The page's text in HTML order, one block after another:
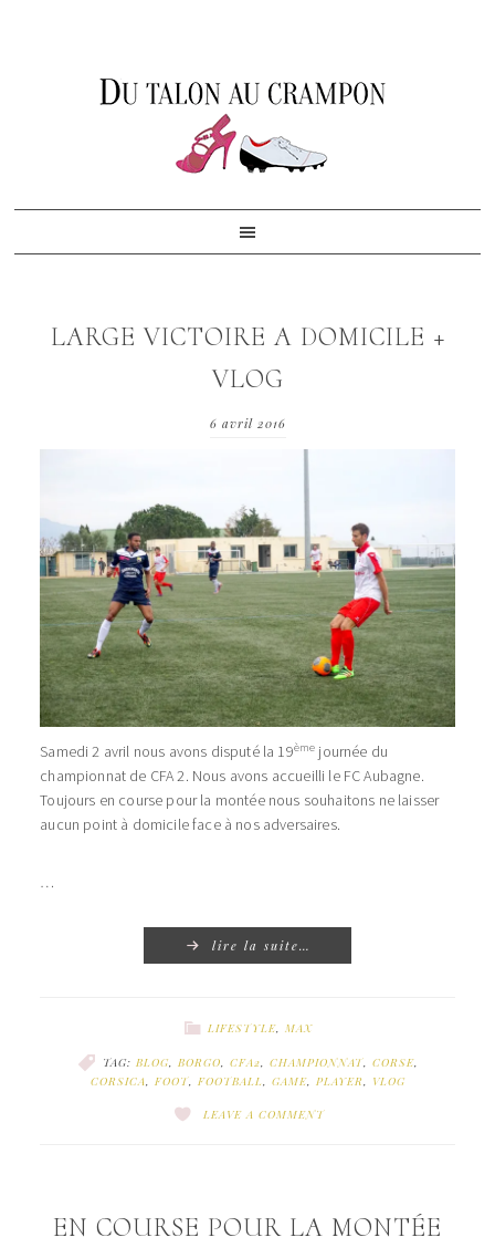
LARGE VICTOIRE A DOMICILE +
VLOG
6 avril 2016
Samedi 2 avril nous avons disputé la 19ème journée du
championnat de CFA 2. Nous avons accueilli le FC Aubagne.
Toujours en course pour la montée nous souhaitons ne laisser
aucun point à domicile face à nos adversaires.
…
lire la suite…
LIFESTYLE MAX
TAG: BLOG, BORGO CFA2 CHAMPIONNAT, CORSE,
CORSICA
FOOT, FOOTBALL GAME, PLAYER VLOG
LEAVE A COMMENT
EN COURSE POUR LA MONTÉE